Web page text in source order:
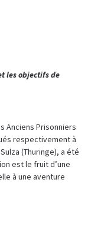
les objectifs de
Anciens Prisonniers
respectivement à
(Thuringe), a été
est le fruit d’une
à une aventure